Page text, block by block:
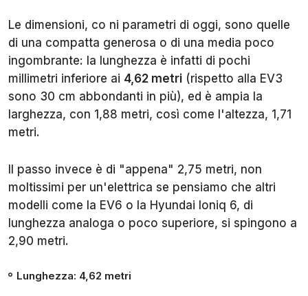
Le dimensioni, co ni parametri di oggi, sono quelle
di una compatta generosa o di una media poco
ingombrante: la lunghezza è infatti di pochi
millimetri inferiore ai 4,62 metri (rispetto alla EV3
sono 30 cm abbondanti in più), ed è ampia la
larghezza, con 1,88 metri, così come l'altezza, 1,71
metri.
Il passo invece è di "appena" 2,75 metri, non
moltissimi per un'elettrica se pensiamo che altri
modelli come la EV6 o la Hyundai Ioniq 6, di
lunghezza analoga o poco superiore, si spingono a
2,90 metri.
Lunghezza: 4,62 metri